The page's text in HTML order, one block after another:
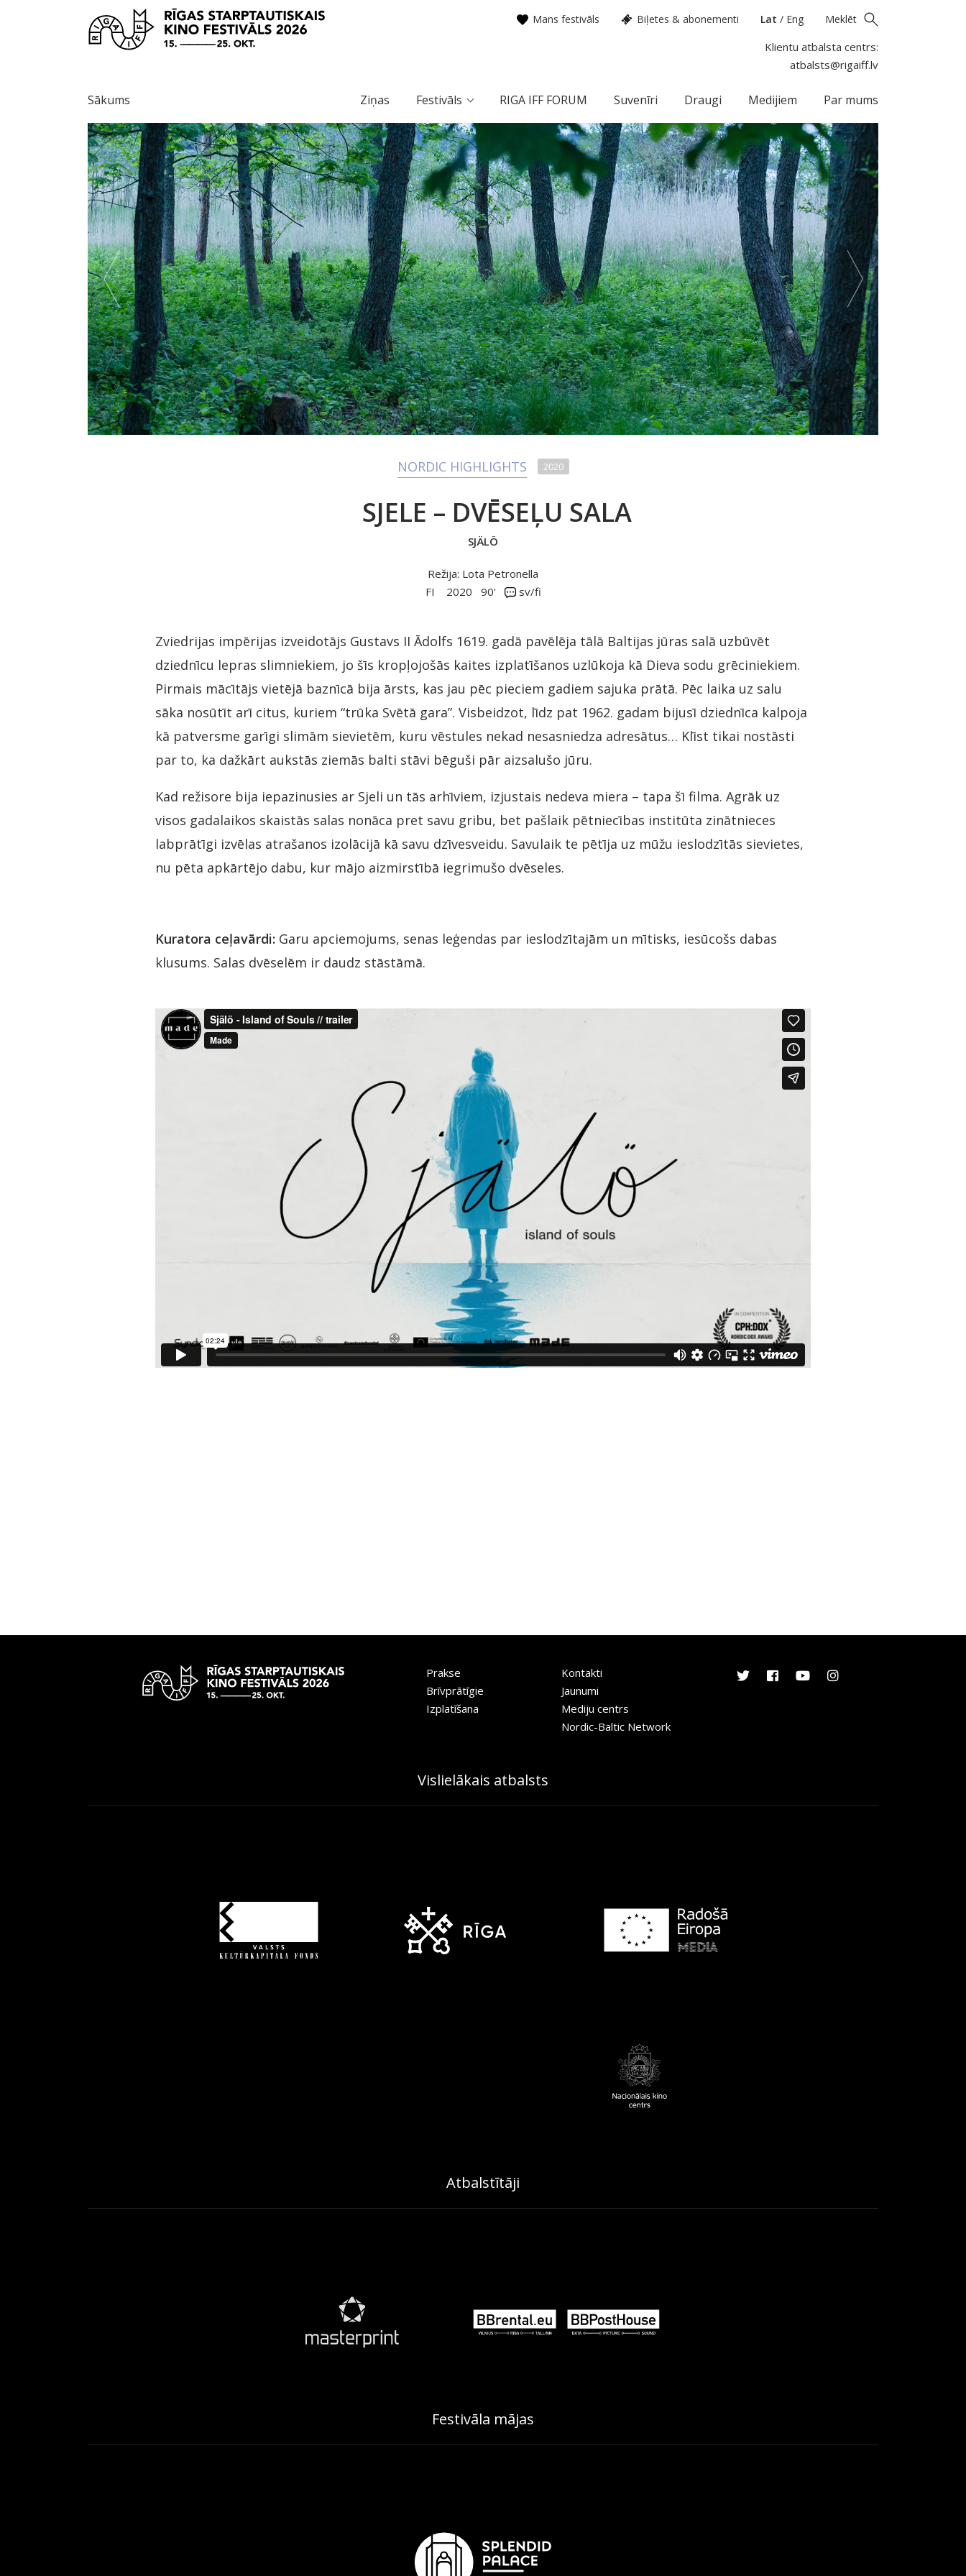
Mans festivāls Biļetes & abonementi Lat / Eng Meklēt
Klientu atbalsta centrs:
atbalsts@rigaiff.lv
Sākums Ziņas Festivāls RIGA IFF FORUM Suvenīri Draugi Medijiem Par mums
NORDIC HIGHLIGHTS 2020
SJELE – DVĒSEĻU SALA
SJÄLÖ
Režija: Lota Petronella
FI
2020 90' sv/fi
Zviedrijas impērijas izveidotājs Gustavs II Ādolfs 1619. gadā pavēlēja tālā Baltijas jūras salā uzbūvēt
dziednīcu lepras slimniekiem, jo šīs kropļojošās kaites izplatīšanos uzlūkoja kā Dieva sodu grēciniekiem.
Pirmais mācītājs vietējā baznīcā bija ārsts, kas jau pēc pieciem gadiem sajuka prātā. Pēc laika uz salu
sāka nosūtīt arī citus, kuriem “trūka Svētā gara”. Visbeidzot, līdz pat 1962. gadam bijusī dziednīca kalpoja
kā patversme garīgi slimām sievietēm, kuru vēstules nekad nesasniedza adresātus… Klīst tikai nostāsti
par to, ka dažkārt aukstās ziemās balti stāvi bēguši pār aizsalušo jūru.
Kad režisore bija iepazinusies ar Sjeli un tās arhīviem, izjustais nedeva miera – tapa šī filma. Agrāk uz
visos gadalaikos skaistās salas nonāca pret savu gribu, bet pašlaik pētniecības institūta zinātnieces
labprātīgi izvēlas atrašanos izolācijā kā savu dzīvesveidu. Savulaik te pētīja uz mūžu ieslodzītās sievietes,
nu pēta apkārtējo dabu, kur mājo aizmirstībā iegrimušo dvēseles.
Kuratora ceļavārdi: Garu apciemojums, senas leģendas par ieslodzītajām un mītisks, iesūcošs dabas
klusums. Salas dvēselēm ir daudz stāstāmā.
Prakse
Brīvprātīgie
Izplatīšana
Kontakti
Jaunumi
Mediju centrs
Nordic-Baltic Network
Vislielākais atbalsts
Atbalstītāji
Festivāla mājas